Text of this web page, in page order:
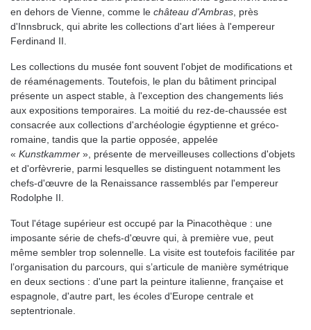
en dehors de Vienne, comme le château d'Ambras , près
d'Innsbruck, qui abrite les collections d'art liées à l'empereur
Ferdinand II.
Les collections du musée font souvent l'objet de modifications et
de réaménagements. Toutefois, le plan du bâtiment principal
présente un aspect stable, à l'exception des changements liés
aux expositions temporaires. La moitié du rez-de-chaussée est
consacrée aux collections d'archéologie égyptienne et gréco-
romaine, tandis que la partie opposée, appelée
« Kunstkammer », présente de merveilleuses collections d'objets
et d'orfèvrerie, parmi lesquelles se distinguent notamment les
chefs-d'œuvre de la Renaissance rassemblés par l'empereur
Rodolphe II.
Tout l'étage supérieur est occupé par la Pinacothèque : une
imposante série de chefs-d'œuvre qui, à première vue, peut
même sembler trop solennelle. La visite est toutefois facilitée par
l’organisation du parcours, qui s’articule de manière symétrique
en deux sections : d'une part la peinture italienne, française et
espagnole, d'autre part, les écoles d'Europe centrale et
septentrionale.